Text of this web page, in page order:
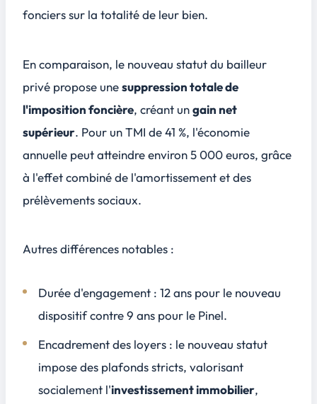
fonciers sur la totalité de leur bien.
En comparaison, le nouveau statut du bailleur
privé propose unesuppression totale de
l'imposition foncière, créant ungain net
supérieur. Pour un TMI de 41 %, l'économie
annuelle peut atteindre environ 5 000 euros, grâce
à l'effet combiné de l'amortissement et des
prélèvements sociaux.
Autres différences notables :
Durée d'engagement : 12 ans pour le nouveau
dispositif contre 9 ans pour le Pinel.
Encadrement des loyers : le nouveau statut
impose des plafonds stricts, valorisant
socialement l'investissement immobilier,